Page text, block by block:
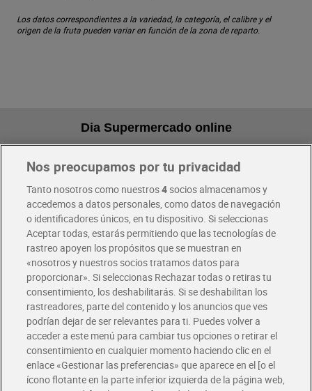
Los datos correspondientes a la variedad, la categoría, el calibre y el
origen de la fruta pueden variar en función de la zona de reparto.
Dia Supermercado online
Pide hoy, recibe hoy
Envío gratis por compras superiores a 100€
Envío estandar por 4,99€
Glovo y Uber Eats
Solicita tu factura de Glovo o Uber Eats
Únete al CLUB Dia
Disfruta las ventajas y ofertas exclusivas.
Descárgate la APP Dia
Folletos y Tiendas
Nos preocupamos por tu privacidad
Tanto nosotros como nuestros4socios almacenamos y
accedemos a datos personales, como datos de navegación
o identificadores únicos, en tu dispositivo. Si seleccionas
Aceptar todas, estarás permitiendo que las tecnologías de
rastreo apoyen los propósitos que se muestran en
«nosotros y nuestros socios tratamos datos para
proporcionar». Si seleccionas Rechazar todas o retiras tu
consentimiento, los deshabilitarás. Si se deshabilitan los
rastreadores, parte del contenido y los anuncios que ves
podrían dejar de ser relevantes para ti. Puedes volver a
acceder a este menú para cambiar tus opciones o retirar el
consentimiento en cualquier momento haciendo clic en el
enlace «Gestionar las preferencias» que aparece en el [o el
ícono flotante en la parte inferior izquierda de la página web,